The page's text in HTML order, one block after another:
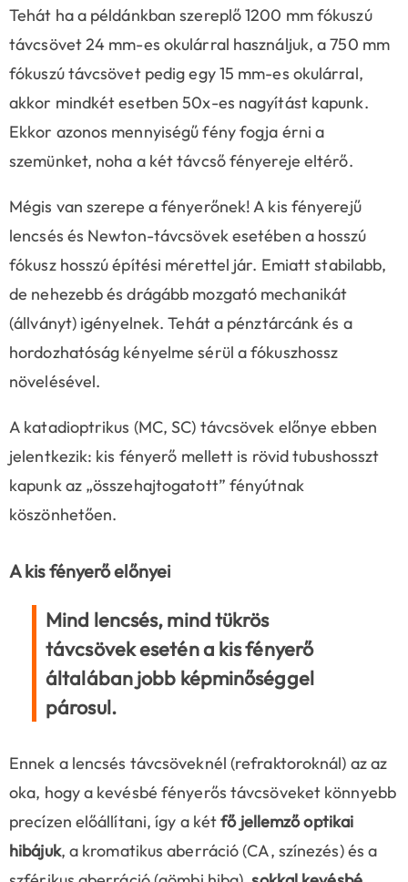
Tehát ha a példánkban szereplő 1200 mm fókuszú
távcsövet 24 mm-es okulárral használjuk, a 750 mm
fókuszú távcsövet pedig egy 15 mm-es okulárral,
akkor mindkét esetben 50x-es nagyítást kapunk.
Ekkor azonos mennyiségű fény fogja érni a
szemünket, noha a két távcső fényereje eltérő.
Mégis van szerepe a fényerőnek! A kis fényerejű
lencsés és Newton-távcsövek esetében a hosszú
fókusz hosszú építési mérettel jár. Emiatt stabilabb,
de nehezebb és drágább mozgató mechanikát
(állványt) igényelnek. Tehát a pénztárcánk és a
hordozhatóság kényelme sérül a fókuszhossz
növelésével.
A katadioptrikus (MC, SC) távcsövek előnye ebben
jelentkezik: kis fényerő mellett is rövid tubushosszt
kapunk az „összehajtogatott” fényútnak
köszönhetően.
A kis fényerő előnyei
Mind lencsés, mind tükrös
távcsövek esetén a kis fényerő
általában jobb képminőséggel
párosul.
Ennek a lencsés távcsöveknél (refraktoroknál) az az
oka, hogy a kevésbé fényerős távcsöveket könnyebb
precízen előállítani, így a kétfő jellemző optikai
hibájuk, a kromatikus aberráció (CA, színezés) és a